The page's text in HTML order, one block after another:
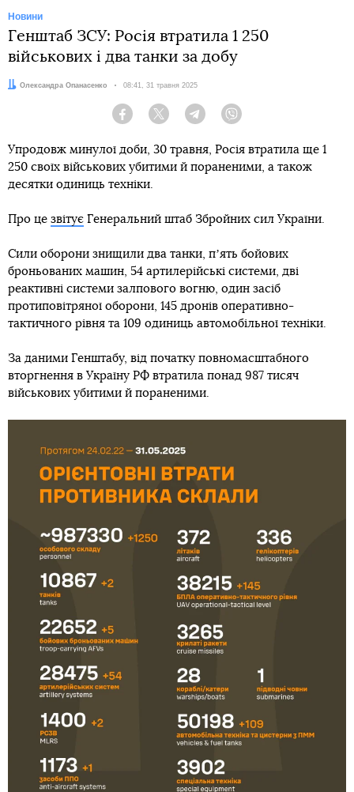
Новини
Генштаб ЗСУ: Росія втратила 1 250
військових і два танки за добу
Автор:
Олександра Опанасенко Дата:
08:41, 31 травня 2025
Facebook Twitter Telegram
Упродовж минулої доби, 30 травня, Росія втратила ще 1
250 своїх військових убитими й пораненими, а також
десятки одиниць техніки.
Про це звітує Генеральний штаб Збройних сил України.
Сили оборони знищили два танки, пʼять бойових
броньованих машин, 54 артилерійські системи, дві
реактивні системи залпового вогню, один засіб
протиповітряної оборони, 145 дронів оперативно-
тактичного рівня та 109 одиниць автомобільної техніки.
За даними Генштабу, від початку повномасштабного
вторгнення в Україну РФ втратила понад 987 тисяч
військових убитими й пораненими.